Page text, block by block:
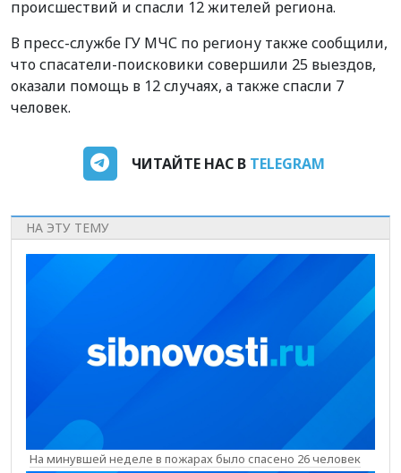
происшествий и спасли 12 жителей региона.
В пресс-службе ГУ МЧС по региону также сообщили,
что спасатели-поисковики совершили 25 выездов,
оказали помощь в 12 случаях, а также спасли 7
человек.
ЧИТАЙТЕ НАС В TELEGRAM
НА ЭТУ ТЕМУ
На минувшей неделе в пожарах было спасено 26 человек